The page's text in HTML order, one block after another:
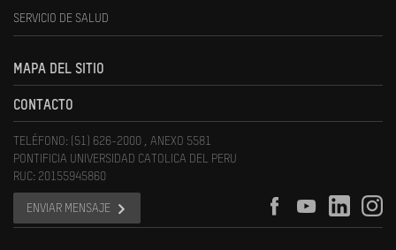
SERVICIO DE SALUD
MAPA DEL SITIO
CONTACTO
TELÉFONO: (51) 626-2000 , ANEXO 5581
PONTIFICIA UNIVERSIDAD CATOLICA DEL PERU
RUC: 20155945860
ENVIAR MENSAJE